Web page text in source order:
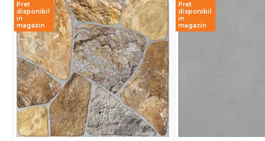
Pret
disponibil
in
magazin
Pret
disponibil
in
magazin